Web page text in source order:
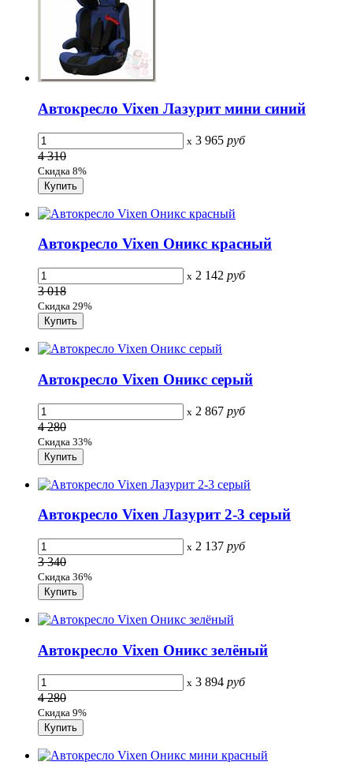
Автокресло Vixen Лазурит мини синий
x 3 965 руб
4 310
Скидка 8%
Автокресло Vixen Оникс красный
x 2 142 руб
3 018
Скидка 29%
Автокресло Vixen Оникс серый
x 2 867 руб
4 280
Скидка 33%
Автокресло Vixen Лазурит 2-3 серый
x 2 137 руб
3 340
Скидка 36%
Автокресло Vixen Оникс зелёный
x 3 894 руб
4 280
Скидка 9%